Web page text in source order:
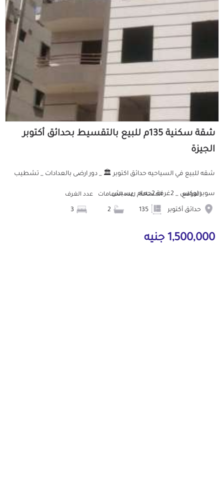
شقة سكنية 135م للبيع بالتقسيط بحدائق أكتوبر
الجيزة
شقه للبيع في السياحيه حدائق اكتوبر 🏛️ _ دور ارضى بالعدادات _ تشطيب
سوبر لوكس _ 2غرفة 2حمام ريسبش...
الموقع
حدائق أكتوبر
المساحة عدد الحمامات عدد الغرف
1,500,000 جنيه